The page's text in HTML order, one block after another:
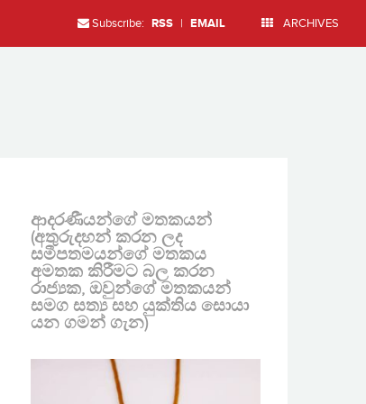
Subscribe: RSS | EMAIL ARCHIVES
ආදරණීයන්ගේ මතකයන්
(අතුරුදහන් කරන ලද
සමීපතමයන්ගේ මතකය
අමතක කිරීමට බල කරන
රාජ්‍යක, ඔවුන්ගේ මතකයන්
සමග සත්‍ය සහ යුක්තිය සොයා
යන ගමන් ගැන)